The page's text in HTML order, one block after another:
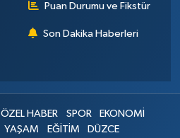
Puan Durumu ve Fikstür
Son Dakika Haberleri
ÖZEL HABER SPOR
EKONOMİ
YAŞAM EĞİTİM DÜZCE